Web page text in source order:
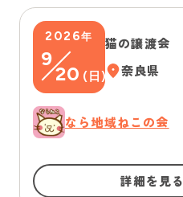
2026年
9
20 ( 日)
猫の譲渡会
奈良県
なら地域ねこの会
詳細を見る